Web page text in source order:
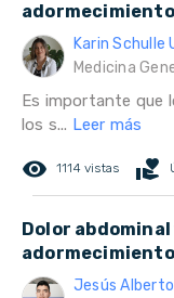
Karin Schulle
Medicina
Es importante que
los s... Leer más
remove_red_eye 1114 vistas volunteer_activism
Dolor
Jesús